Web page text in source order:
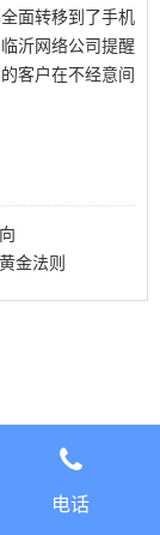
面转移到了手机
沂网络公司提醒
客户在不经意间
金法则
电话